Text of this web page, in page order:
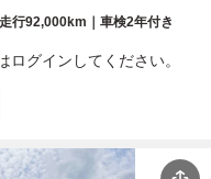
行92,000km｜車検2年付き
グインしてください。